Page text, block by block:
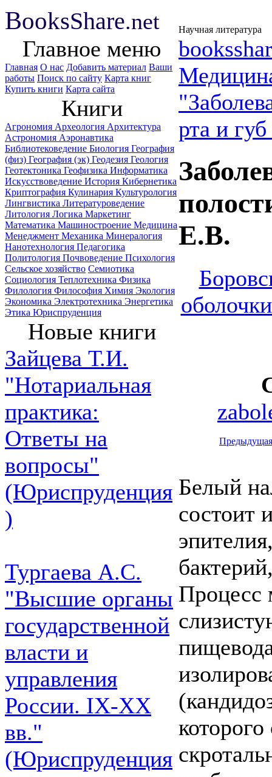
BooksShare.net Научная литература
Главное меню
Главная О нас Добавить материал Ваши
работы Поиск по сайту Карта книг
Купить книги Карта сайта
Книги
Агрономия Археология Архитектура
Астрономия Аэронавтика
Библиотековедение Биология География
(физ) География (эк) Геодезия Геология
Геотектоника Геофизика Информатика
Искусствоведение История Кибернетика
Криптография Кулинария Культурология
Лингвистика Литературоведение
Литология Логика Маркетинг
Математика Машиностроение Медицина
Менеджмент Механика Минералогия
Нанотехнология Педагогика
Политология Почвоведение Психология
Сельское хозяйство Семиотика
Социология Теплотехника Физика
Филология Философия Химия Экология
Экономика Электротехника Энергетика
Этика Юриспруденция
Новые книги
Зайцева Т.И.
"Нотариальная
практика:
Ответы на
вопросы"
(Юриспруденция
)
Тургаева А.С.
"Высшие органы
государственной
власти и
управления
России. IХ-ХХ
вв."
(Юриспруденция
рта и
Е.В.
Предыдущая
Белый
состоит
Процесс